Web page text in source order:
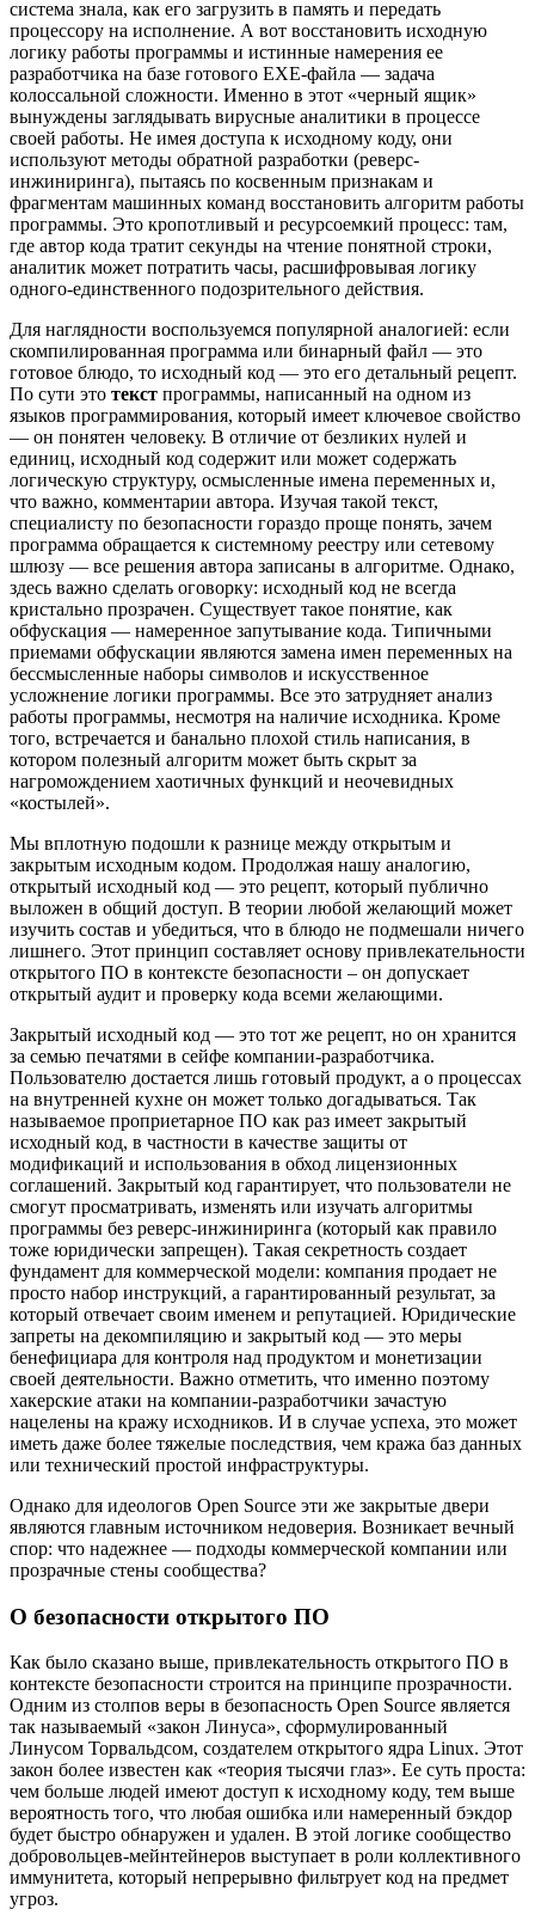
система знала, как его загрузить в память и передать
процессору на исполнение. А вот восстановить исходную
логику работы программы и истинные намерения ее
разработчика на базе готового EXE-файла — задача
колоссальной сложности. Именно в этот «черный ящик»
вынуждены заглядывать вирусные аналитики в процессе
своей работы. Не имея доступа к исходному коду, они
используют методы обратной разработки (реверс-
инжиниринга), пытаясь по косвенным признакам и
фрагментам машинных команд восстановить алгоритм работы
программы. Это кропотливый и ресурсоемкий процесс: там,
где автор кода тратит секунды на чтение понятной строки,
аналитик может потратить часы, расшифровывая логику
одного-единственного подозрительного действия.
Для наглядности воспользуемся популярной аналогией: если
скомпилированная программа или бинарный файл — это
готовое блюдо, то исходный код — это его детальный рецепт.
По сути это текст программы, написанный на одном из
языков программирования, который имеет ключевое свойство
— он понятен человеку. В отличие от безликих нулей и
единиц, исходный код содержит или может содержать
логическую структуру, осмысленные имена переменных и,
что важно, комментарии автора. Изучая такой текст,
специалисту по безопасности гораздо проще понять, зачем
программа обращается к системному реестру или сетевому
шлюзу — все решения автора записаны в алгоритме. Однако,
здесь важно сделать оговорку: исходный код не всегда
кристально прозрачен. Существует такое понятие, как
обфускация — намеренное запутывание кода. Типичными
приемами обфускации являются замена имен переменных на
бессмысленные наборы символов и искусственное
усложнение логики программы. Все это затрудняет анализ
работы программы, несмотря на наличие исходника. Кроме
того, встречается и банально плохой стиль написания, в
котором полезный алгоритм может быть скрыт за
нагромождением хаотичных функций и неочевидных
«костылей».
Мы вплотную подошли к разнице между открытым и
закрытым исходным кодом. Продолжая нашу аналогию,
открытый исходный код — это рецепт, который публично
выложен в общий доступ. В теории любой желающий может
изучить состав и убедиться, что в блюдо не подмешали ничего
лишнего. Этот принцип составляет основу привлекательности
открытого ПО в контексте безопасности – он допускает
открытый аудит и проверку кода всеми желающими.
Закрытый исходный код — это тот же рецепт, но он хранится
за семью печатями в сейфе компании-разработчика.
Пользователю достается лишь готовый продукт, а о процессах
на внутренней кухне он может только догадываться. Так
называемое проприетарное ПО как раз имеет закрытый
исходный код, в частности в качестве защиты от
модификаций и использования в обход лицензионных
соглашений. Закрытый код гарантирует, что пользователи не
смогут просматривать, изменять или изучать алгоритмы
программы без реверс-инжиниринга (который как правило
тоже юридически запрещен). Такая секретность создает
фундамент для коммерческой модели: компания продает не
просто набор инструкций, а гарантированный результат, за
который отвечает своим именем и репутацией. Юридические
запреты на декомпиляцию и закрытый код — это меры
бенефициара для контроля над продуктом и монетизации
своей деятельности. Важно отметить, что именно поэтому
хакерские атаки на компании-разработчики зачастую
нацелены на кражу исходников. И в случае успеха, это может
иметь даже более тяжелые последствия, чем кража баз данных
или технический простой инфраструктуры.
Однако для идеологов Open Source эти же закрытые двери
являются главным источником недоверия. Возникает вечный
спор: что надежнее — подходы коммерческой компании или
прозрачные стены сообщества?
О безопасности открытого ПО
Как было сказано выше, привлекательность открытого ПО в
контексте безопасности строится на принципе прозрачности.
Одним из столпов веры в безопасность Open Source является
так называемый «закон Линуса», сформулированный
Линусом Торвальдсом, создателем открытого ядра Linux. Этот
закон более известен как «теория тысячи глаз». Ее суть проста:
чем больше людей имеют доступ к исходному коду, тем выше
вероятность того, что любая ошибка или намеренный бэкдор
будет быстро обнаружен и удален. В этой логике сообщество
добровольцев-мейнтейнеров выступает в роли коллективного
иммунитета, который непрерывно фильтрует код на предмет
угроз.